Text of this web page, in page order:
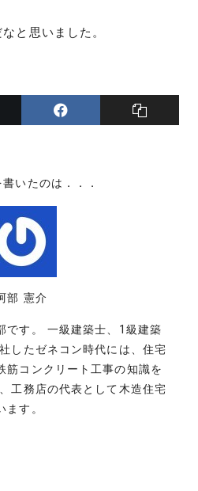
と思いました。
いたのは．．．
部 憲介
です。 一級建築士、1級建築
したゼネコン時代には、住宅
筋コンクリート工事の知識を
工務店の代表として木造住宅
す。